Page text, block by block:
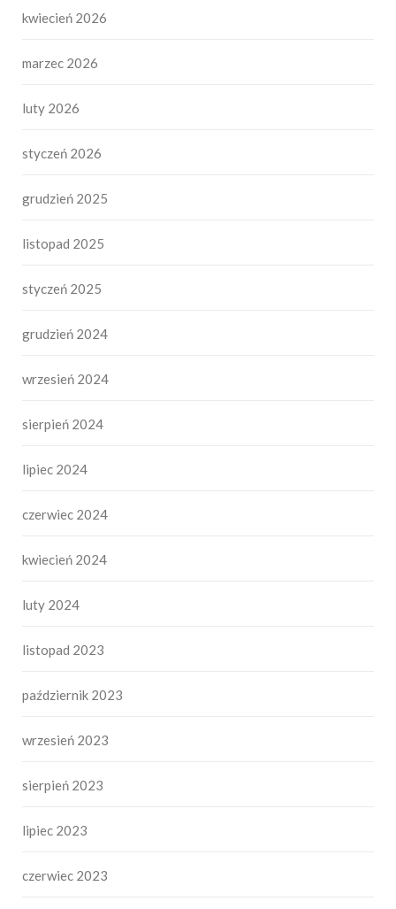
kwiecień 2026
marzec 2026
luty 2026
styczeń 2026
grudzień 2025
listopad 2025
styczeń 2025
grudzień 2024
wrzesień 2024
sierpień 2024
lipiec 2024
czerwiec 2024
kwiecień 2024
luty 2024
listopad 2023
październik 2023
wrzesień 2023
sierpień 2023
lipiec 2023
czerwiec 2023